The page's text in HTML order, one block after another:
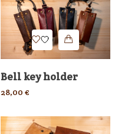
Bell key holder
28,00 €